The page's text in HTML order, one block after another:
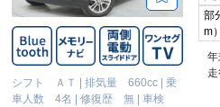
シフト ＡＴ |排気量 660cc |乗
車人数 4名
|修復歴 無 |車検
部
m）
年